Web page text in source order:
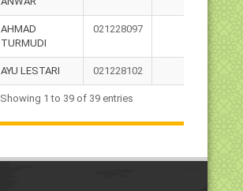
AHMAD
TURMUDI
021228097
AYU LESTARI 021228102
Showing 1 to 39 of 39 entries